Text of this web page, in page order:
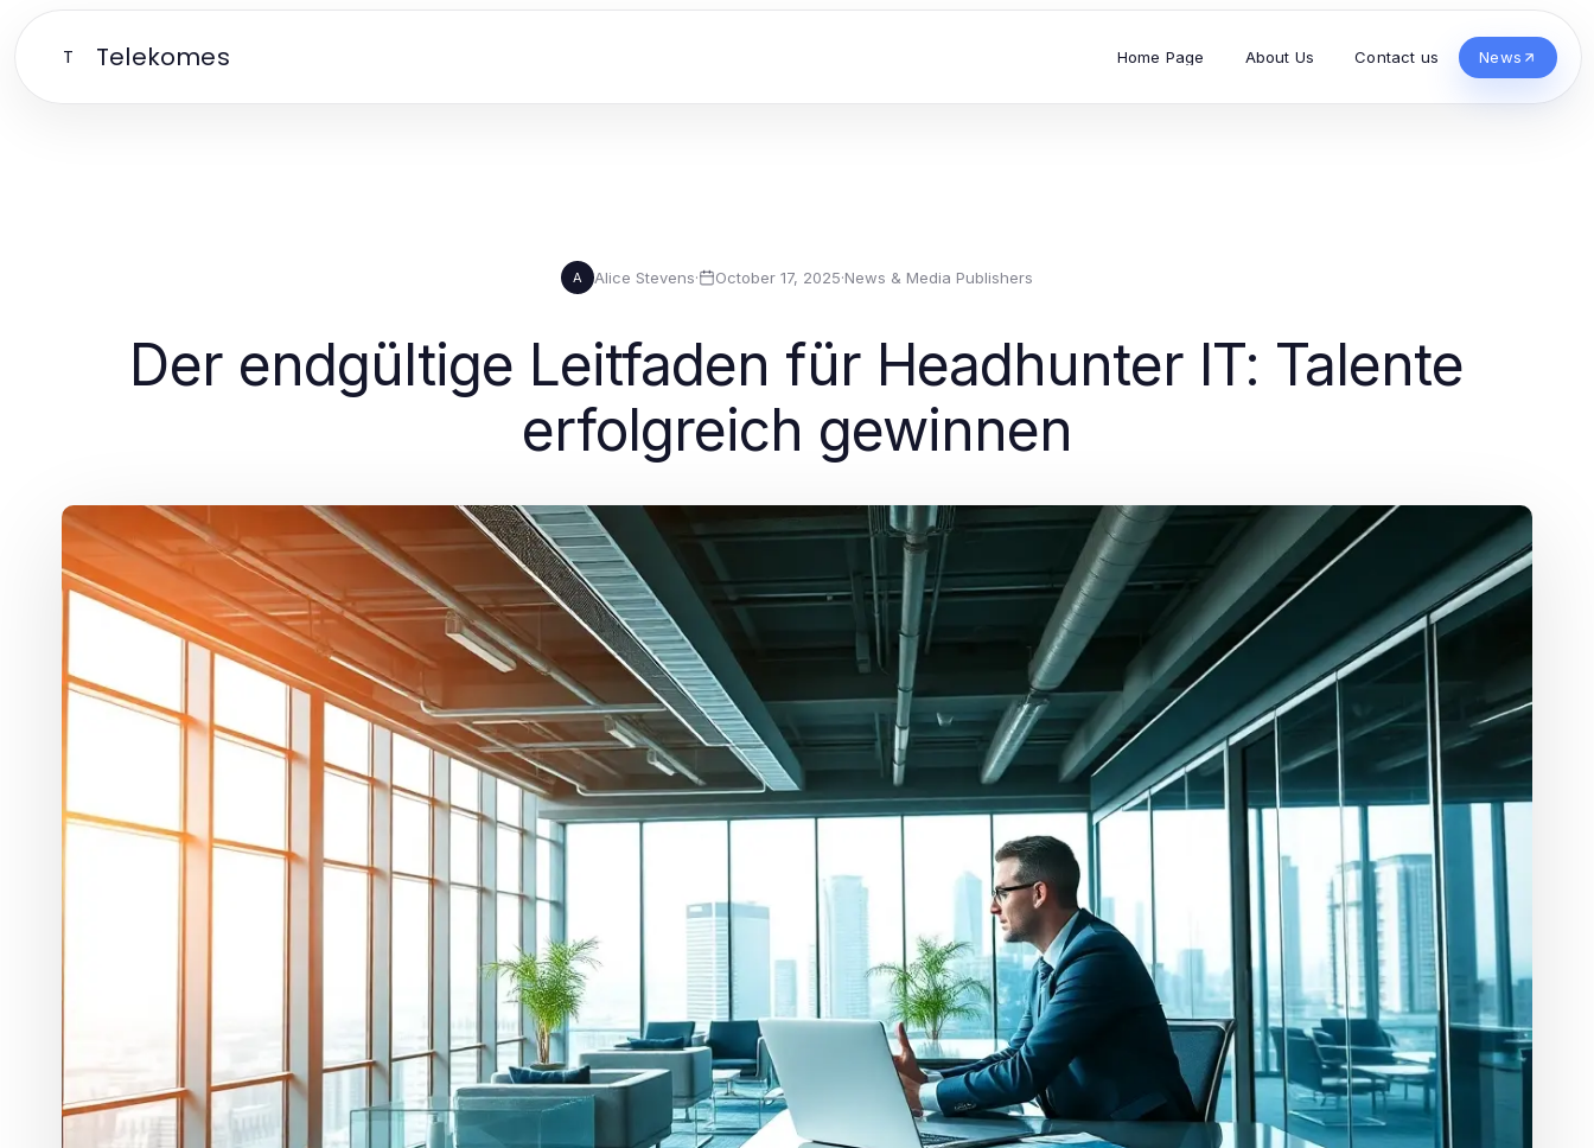
T Telekomes Home Page About Us Contact us News
A Alice Stevens· October 17, 2025·News & Media Publishers
Der endgültige Leitfaden für Headhunter IT: Talente
erfolgreich gewinnen